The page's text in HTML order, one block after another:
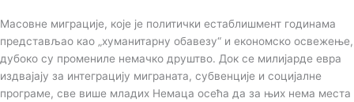
Масовне миграције, које је политички естаблишмент годинама
представљао као „хуманитарну обавезу“ и економско освежење,
дубоко су промениле немачко друштво. Док се милијарде евра
издвајају за интеграцију миграната, субвенције и социјалне
програме, све више младих Немаца осећа да за њих нема места